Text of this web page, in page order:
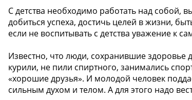
С детства необходимо работать над собой,
добиться успеха, достичь целей в жизни,
если не воспитывать с детства уважение к
Известно, что люди, сохранившие
курили, не пили спиртного, занимались
«хорошие друзья». И молодой человек
сильным духом и телом. А для этого надо